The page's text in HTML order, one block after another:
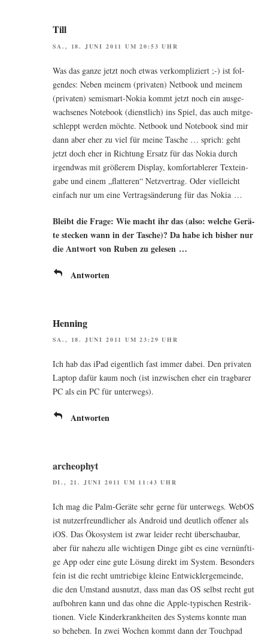
Till
SA., 18. JUNI 2011 UM 20:53 UHR
Was das gan­ze jetzt noch etwas ver­kom­pli­ziert ;-) ist fol­
gen­des: Neben mei­nem (pri­va­ten) Net­book und mei­nem
(pri­va­ten) semismart-Nokia kommt jetzt noch ein aus­ge­
wach­se­nes Note­book (dienst­lich) ins Spiel, das auch mit­ge­
schleppt wer­den möch­te. Net­book und Note­book sind mir
dann aber eher zu viel für mei­ne Tasche … sprich: geht
jetzt doch eher in Rich­tung Ersatz für das Nokia durch
irgend­was mit grö­ße­rem Dis­play, kom­for­ta­ble­rer Text­ein­
ga­be und einem „flat­te­ren“ Netz­ver­trag. Oder viel­leicht
ein­fach nur um eine Ver­trags­än­de­rung für das Nokia …
Bleibt die Fra­ge: Wie macht ihr das (also: wel­che Gerä­
te ste­cken wann in der Tasche)? Da habe ich bis­her nur
die Ant­wort von Ruben zu gelesen …
Antworten
Henning
SA., 18. JUNI 2011 UM 23:29 UHR
Ich hab das iPad eigent­lich fast immer dabei. Den pri­va­ten
Lap­top dafür kaum noch (ist inzwi­schen eher ein trag­ba­rer
PC als ein PC für unterwegs).
Antworten
archeophyt
DI., 21. JUNI 2011 UM 11:43 UHR
Ich mag die Palm-Gerä­te sehr ger­ne für unter­wegs. WebOS
ist nut­zer­freund­li­cher als Android und deut­lich offe­ner als
iOS. Das Öko­sys­tem ist zwar lei­der recht über­schau­bar,
aber für nahe­zu alle wich­ti­gen Din­ge gibt es eine ver­nünf­ti­
ge App oder eine gute Lösung direkt im Sys­tem. Beson­ders
fein ist die recht umtrie­bi­ge klei­ne Ent­wick­ler­ge­mein­de,
die den Umstand aus­nutzt, dass man das OS selbst recht gut
auf­boh­ren kann und das ohne die Apple-typi­schen Restrik­
tio­nen. Vie­le Kin­der­krank­hei­ten des Sys­tems konn­te man
so behe­ben. In zwei Wochen kommt dann der Touch­pad